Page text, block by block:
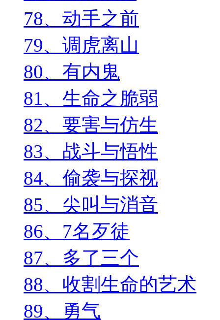
78、动手之前
79、调虎离山
80、有内鬼
81、生命之脆弱
82、要害与仿生
83、战斗与悟性
84、偷袭与探视
85、尖叫与消音
86、7名歹徒
87、多了三个
88、收割生命的艺术
89、勇气